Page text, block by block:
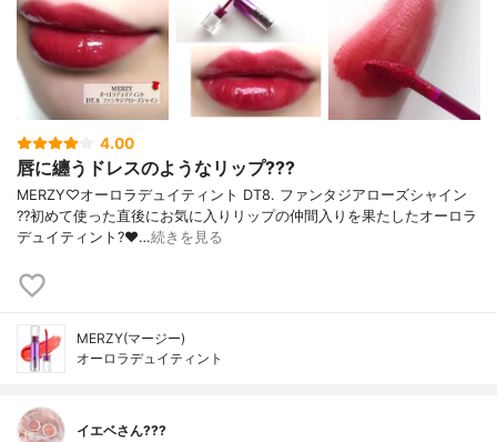
4.00
唇に纏うドレスのようなリップ???
MERZY♡オーロラデュイティント DT8. ファンタジアローズシャイン
??初めて使った直後にお気に入りリップの仲間入りを果たしたオーロラ
デュイティント?❤️…続きを見る
MERZY(マージー)
オーロラデュイティント
イエベさん???